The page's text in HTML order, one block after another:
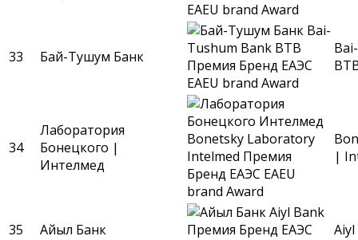
33 Бай-Tушум Банк
34
Лаборатория
Бонецкого |
Интелмед
|
35 Айыл Банк